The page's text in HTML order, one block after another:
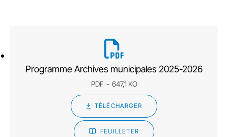
Programme Archives municipales 2025-2026
PDF 647,1 KO
TÉLÉCHARGER
FEUILLETER